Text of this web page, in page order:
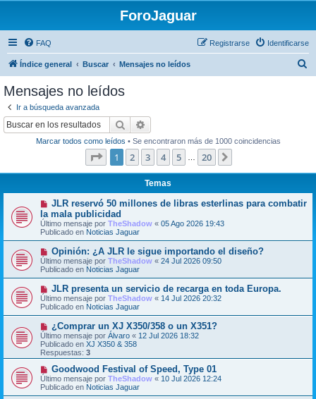
ForoJaguar
FAQ Identificarse
Registrarse
Índice general Buscar Mensajes no leídos
Mensajes no leídos
Ir a búsqueda avanzada
Buscar
Marcar todos como leídos • Se encontraron más de 1000 coincidencias
Página de 20
1 2 3 4 5 20
Temas
N
e
v
o
m
e
n
s
a
e
JLR reservó 50 millones de libras esterlinas para combatir
la mala publicidad
Último mensaje por TheShadow « 05 Ago 2026 19:43
Publicado en Noticias Jaguar
N
u
e
v
m
e
n
s
j
e
Opinión: ¿A JLR le sigue importando el diseño?
Último mensaje por TheShadow « 24 Jul 2026 09:50
Publicado en Noticias Jaguar
N
u
e
v
m
e
n
s
e
JLR presenta un servicio de recarga en toda Europa.
Último mensaje por TheShadow « 14 Jul 2026 20:32
Publicado en Noticias Jaguar
N
u
e
v
o
m
e
n
s
¿Comprar un XJ X350/358 o un X351?
Último mensaje por Álvaro « 12 Jul 2026 18:32
Publicado en XJ X350 & 358
Respuestas: 3
N
u
e
v
Goodwood Festival of Speed, Type 01
Último mensaje por TheShadow « 10 Jul 2026 12:24
Publicado en Noticias Jaguar